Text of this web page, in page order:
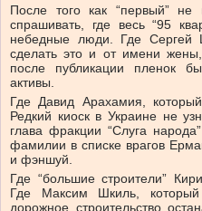
После того как “первый”
спрашивать, где весь “95
небедные люди. Где Сергей
сделать это и от имени
после публикации пленок
активы.
Где Давид Арахамия,
Редкий киоск в Украине не
глава фракции “Слуга
фамилии в списке врагов
и фэншуй.
Где “большие строители”
Где Максим Шкиль,
дорожное строительство